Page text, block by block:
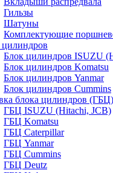
Гильзы
Шатуны
Комплектующие
цилиндров
Блок цилиндров ISUZU
Блок цилиндров Komatsu
Блок цилиндров Yanmar
Блок цилиндров Cummins
блока цилиндров (ГБЦ)
ГБЦ ISUZU (Hitachi, JCB)
ГБЦ Komatsu
ГБЦ Caterpillar
ГБЦ Yanmar
ГБЦ Cummins
ГБЦ Deutz